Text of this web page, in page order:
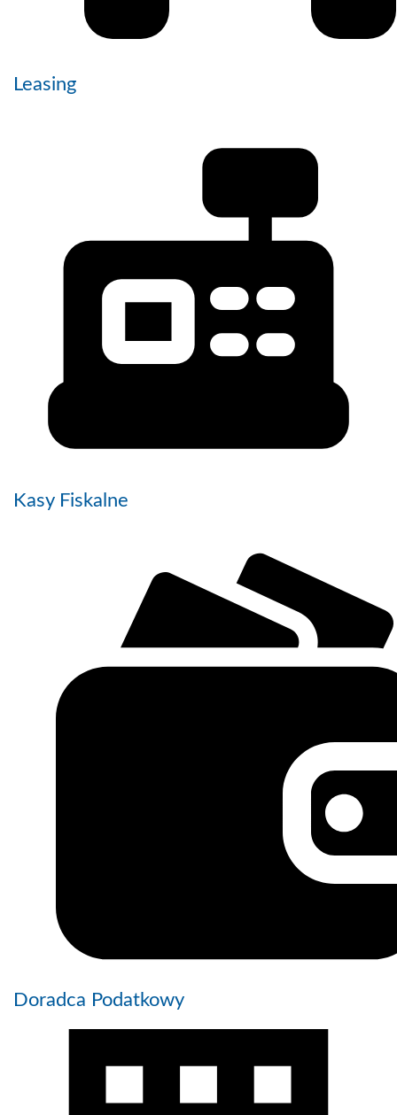
Leasing
Kasy Fiskalne
Doradca Podatkowy